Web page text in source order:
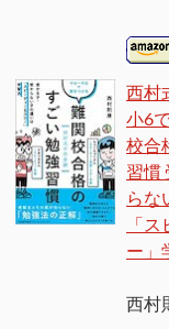
西村
小6
校合
習慣
らな
「
ー」
西村